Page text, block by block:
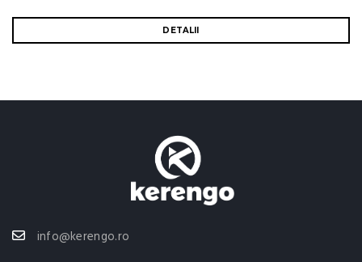
DETALII
info@kerengo.ro